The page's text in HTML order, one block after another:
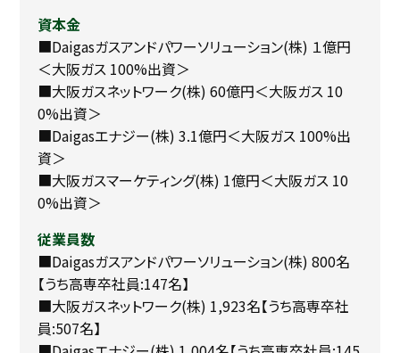
資本金
■Daigasガスアンドパワーソリューション(株) １億円
＜大阪ガス 100%出資＞
■大阪ガスネットワーク(株) 60億円＜大阪ガス 10
0%出資＞
■Daigasエナジー(株) 3.1億円＜大阪ガス 100%出
資＞
■大阪ガスマーケティング(株) 1億円＜大阪ガス 10
0%出資＞
従業員数
■Daigasガスアンドパワーソリューション(株) 800名
【うち高専卒社員:147名】
■大阪ガスネットワーク(株) 1,923名【うち高専卒社
員:507名】